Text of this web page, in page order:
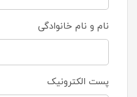
نام و نام خانوادگی
پست الکترونیک